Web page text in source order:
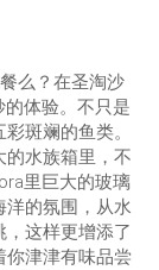
么？在圣淘沙
体验。不只是
斑斓的鱼类。
的水族箱里，不
里巨大的玻璃
洋的氛围，从水
这样更增添了
你津津有味品尝